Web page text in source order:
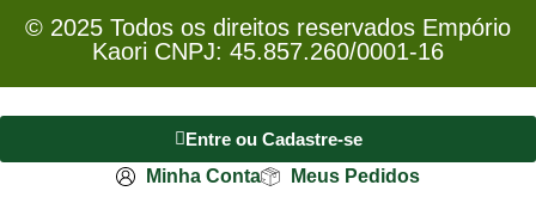
© 2025 Todos os direitos reservados Empório
Kaori CNPJ: 45.857.260/0001-16
Entre ou Cadastre-se
Minha Conta
Meus Pedidos